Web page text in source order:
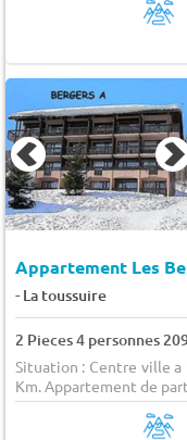
Appartement Les
- La toussuire
2 Pieces 4 personnes
Situation : Centre ville a
Km. Appartement de